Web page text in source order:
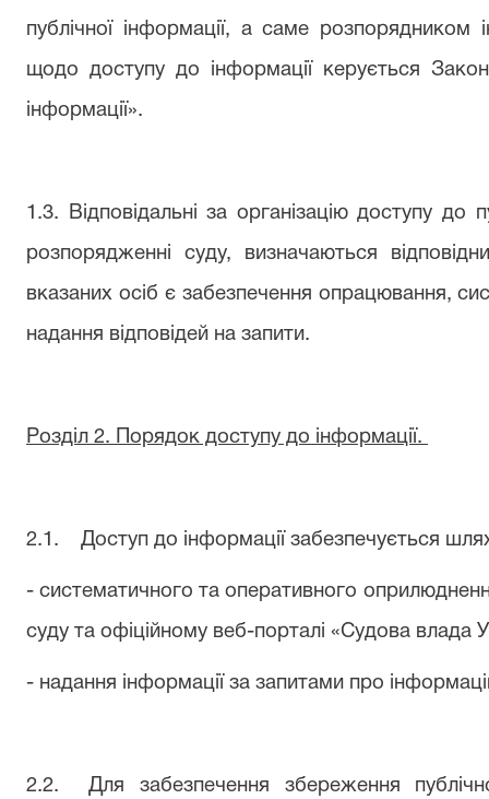
публічної інформації, а саме розпорядником
щодо доступу до інформації керується
інформації».
1.3. Відповідальні за організацію доступу до
розпорядженні суду, визначаються
вказаних осіб є забезпечення опрацювання,
надання відповідей на запити.
Розділ 2. Порядок доступу до інформації.
2.1. Доступ до інформації забезпечується
- систематичного та оперативного
суду та офіційному веб-порталі «Судова влада
- надання інформації за запитами про
2.2. Для забезпечення збереження